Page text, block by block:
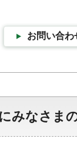
お問い合わ
みなさま